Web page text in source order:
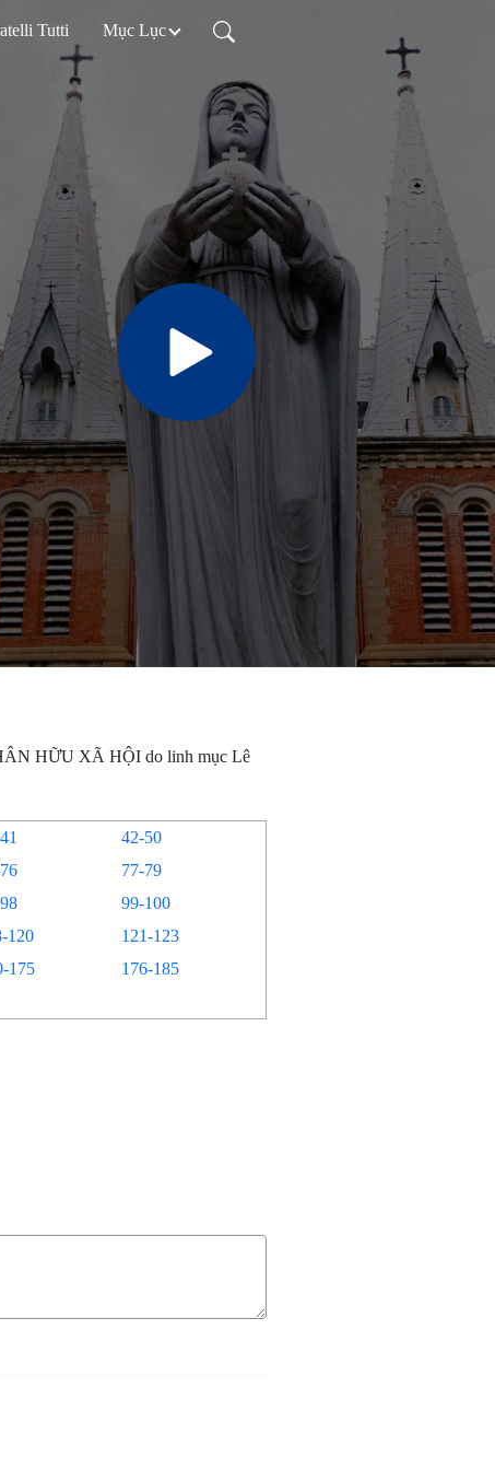
Tutti Mục Lục
HỮU XÃ HỘI do linh mục Lê
42-50
77-79
99-100
120
121-123
175
176-185